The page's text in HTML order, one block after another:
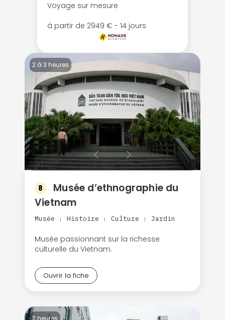
Voyage sur mesure
à partir de 2949 € - 14 jours
2 à 3 heures
8
Musée d’ethnographie du
Vietnam
Musée | Histoire | Culture | Jardin
Musée passionnant sur la richesse
culturelle du Vietnam.
Ouvrir la fiche
2 heures